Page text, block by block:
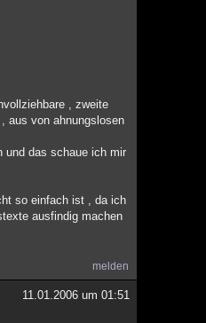
, zweite
aus von ahnungslosen
und das schaue ich mir
so einfach ist , da ich
ausfindig machen
melden
11.01.2006 um 01:51